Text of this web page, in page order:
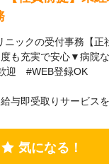
ニックの受付事務【
も充実で安心▼病院
迎 #WEB登録OK
与即受取りサービス
気になる！